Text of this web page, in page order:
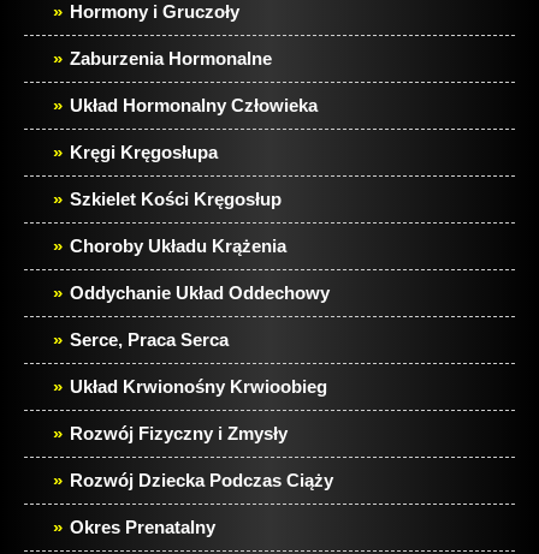
Hormony i Gruczoły
Zaburzenia Hormonalne
Układ Hormonalny Człowieka
Kręgi Kręgosłupa
Szkielet Kości Kręgosłup
Choroby Układu Krążenia
Oddychanie Układ Oddechowy
Serce, Praca Serca
Układ Krwionośny Krwioobieg
Rozwój Fizyczny i Zmysły
Rozwój Dziecka Podczas Ciąży
Okres Prenatalny